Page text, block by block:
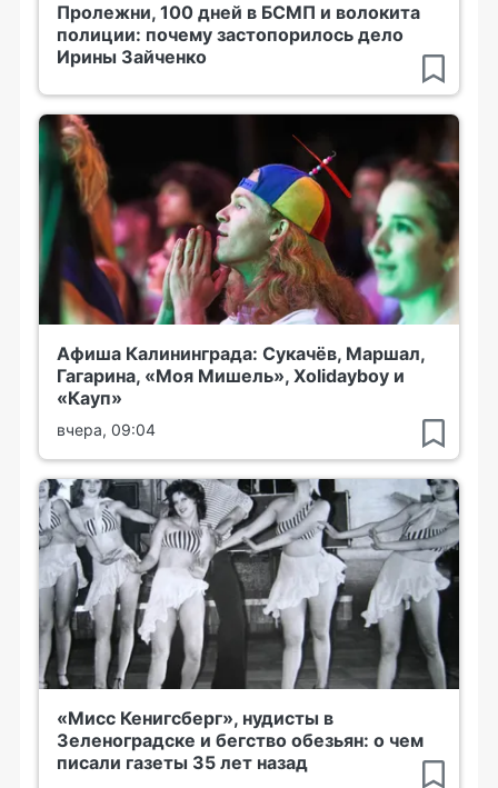
Пролежни, 100 дней в БСМП и волокита
полиции: почему застопорилось дело
Ирины Зайченко
Афиша Калининграда: Сукачёв, Маршал,
Гагарина, «Моя Мишель», Xolidayboy и
«Кауп»
вчера, 09:04
«Мисс Кенигсберг», нудисты в
Зеленоградске и бегство обезьян: о чем
писали газеты 35 лет назад